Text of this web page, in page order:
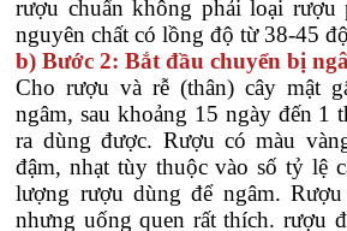
rượu chuẩn không phải loại rượu
nguyên chất có lồng độ từ 38-45 độ
b) Bước 2: Bắt đầu chuyển bị
Cho rượu và rễ (thân) cây mật
ngâm, sau khoảng 15 ngày đến 1
ra dùng được. Rượu có màu
đậm, nhạt tùy thuộc vào số tỷ lệ
lượng rượu dùng để ngâm.
nhưng uống quen rất thích. rượu